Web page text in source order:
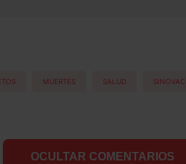
MUERTES SALUD SINOVAC
OCULTAR COMENTARIOS